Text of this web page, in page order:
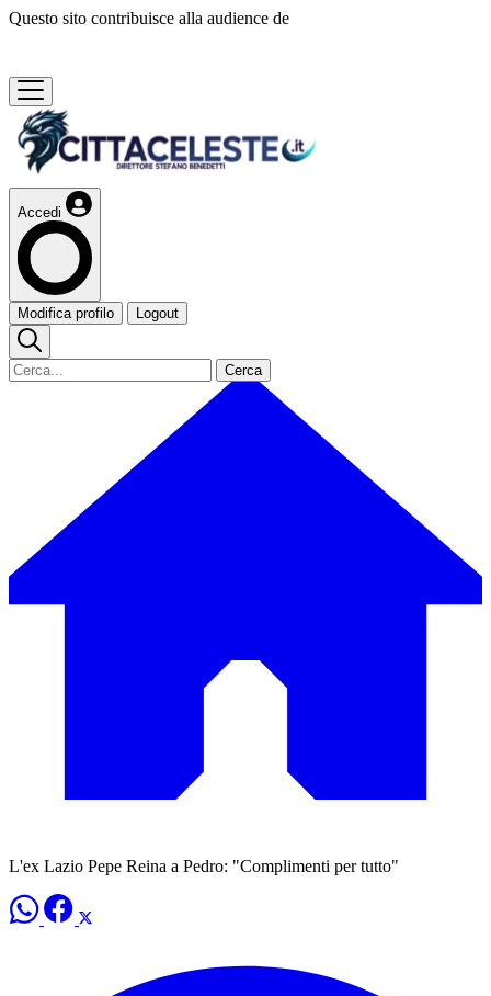
Questo sito contribuisce alla audience de
Accedi
Modifica profilo Logout
Cerca
L'ex Lazio Pepe Reina a Pedro: "Complimenti per tutto"